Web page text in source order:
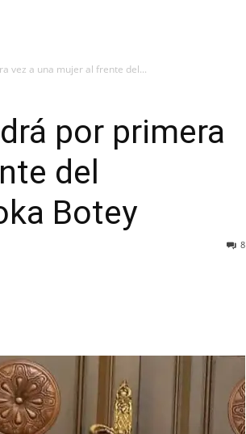
vez a una mujer al frente del...
por primera
del
Botey
8